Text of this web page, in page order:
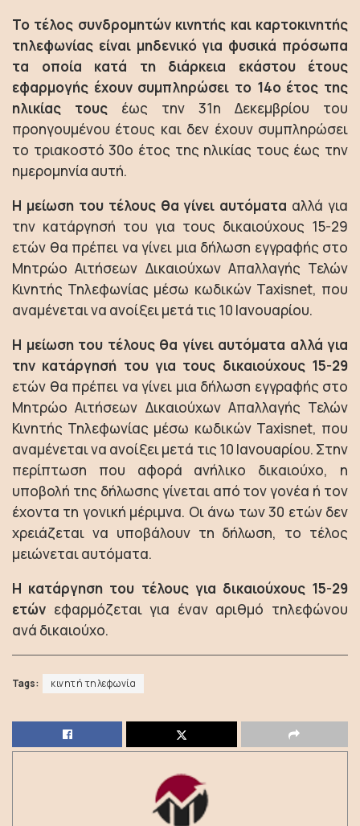
Το τέλος συνδρομητών κινητής και καρτοκινητής
τηλεφωνίας είναι μηδενικό για φυσικά πρόσωπα
τα οποία κατά τη διάρκεια εκάστου έτους
εφαρμογής έχουν συμπληρώσει το 14ο έτος της
ηλικίας τους έως την 31η Δεκεμβρίου του
προηγουμένου έτους και δεν έχουν συμπληρώσει
το τριακοστό 30ο έτος της ηλικίας τους έως την
ημερομηνία αυτή.
Η μείωση του τέλους θα γίνει αυτόματα αλλά για
την κατάργησή του για τους δικαιούχους 15-29
ετών θα πρέπει να γίνει μια δήλωση εγγραφής στο
Μητρώο Αιτήσεων Δικαιούχων Απαλλαγής Τελών
Κινητής Τηλεφωνίας μέσω κωδικών Taxisnet, που
αναμένεται να ανοίξει μετά τις 10 Ιανουαρίου.
Η μείωση του τέλους θα γίνει αυτόματα αλλά για
την κατάργησή του για τους δικαιούχους 15-29
ετών θα πρέπει να γίνει μια δήλωση εγγραφής στο
Μητρώο Αιτήσεων Δικαιούχων Απαλλαγής Τελών
Κινητής Τηλεφωνίας μέσω κωδικών Taxisnet, που
αναμένεται να ανοίξει μετά τις 10 Ιανουαρίου. Στην
περίπτωση που αφορά ανήλικο δικαιούχο, η
υποβολή της δήλωσης γίνεται από τον γονέα ή τον
έχοντα τη γονική μέριμνα. Οι άνω των 30 ετών δεν
χρειάζεται να υποβάλουν τη δήλωση, το τέλος
μειώνεται αυτόματα.
Η κατάργηση του τέλους για δικαιούχους 15-29
ετών εφαρμόζεται για έναν αριθμό τηλεφώνου
ανά δικαιούχο.
Tags: κινητή τηλεφωνία